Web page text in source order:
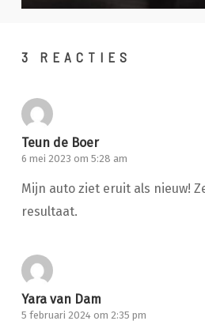
3 REACTIES
Teun de Boer
6 mei 2023 om 5:28 am
Mijn auto ziet eruit als nieuw!
resultaat.
Yara van Dam
5 februari 2024 om 2:35 pm